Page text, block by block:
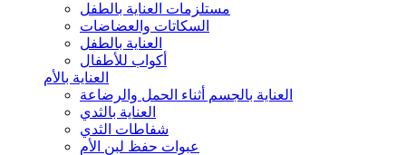
مستلزمات العناية بالطفل
السكاتات والعضاضات
العناية بالطفل
أكواب للأطفال
العناية بالأم
العناية بالجسم أثناء الحمل والرضاعة
العناية بالثدي
شفاطات الثدي
عبوات حفظ لبن الأم